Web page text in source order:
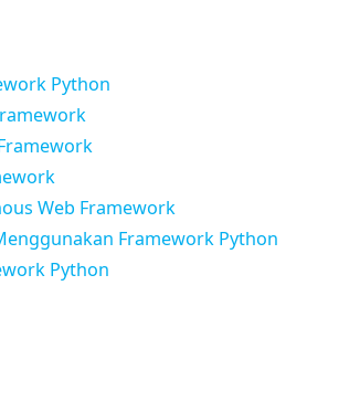
Python
Web Framework
Framework Python
Python